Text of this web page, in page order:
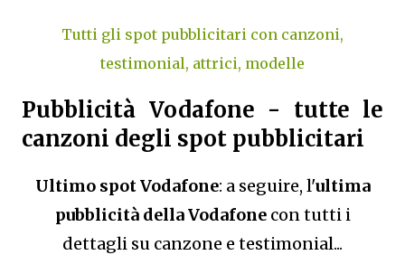
Tutti gli spot pubblicitari con canzoni,
testimonial, attrici, modelle
Pubblicità Vodafone - tutte le
canzoni degli spot pubblicitari
Ultimo spot Vodafone: a seguire, l'ultima
pubblicità della Vodafonecon tutti i
dettagli su canzone e testimonial...